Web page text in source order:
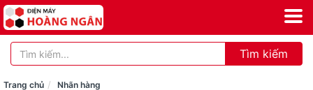
Tìm kiếm
Trang chủ Nhãn hàng